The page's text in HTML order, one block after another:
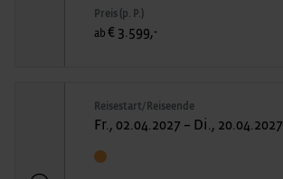
Preis (p. P.)
ab € 3.599,-
Reisestart/Reiseende
Fr., 02.04.2027 – Di., 20.04.2027